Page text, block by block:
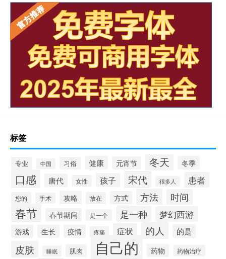
标签
专业 中国 习俗 健康 元宵节 冬天 冬季
口感 唐代 女性 孩子 宋代 很多人 患者
您的 手术 攻略 放在 方式 方法 时间
春节 春节期间 是一个 是一种 梦幻西游
游戏 生长 疫情 疼痛 症状 的人 的是
皮肤 睡眠 肌肉 自己的 药物 药物治疗